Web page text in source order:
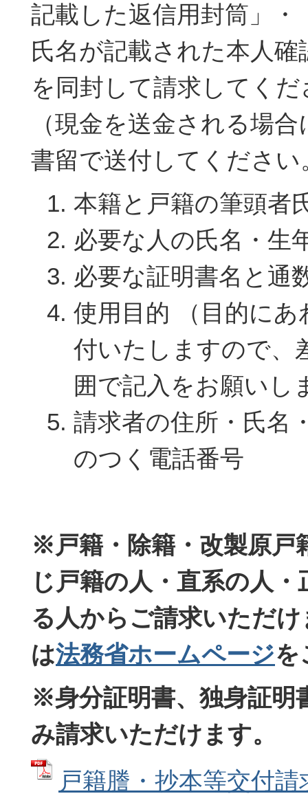
記載した返信用封筒」・
氏名が記載された本人確
を同封して請求してくだ
（現金を送金される場
書留で送付してください
本籍と戸籍の筆頭者
必要な人の氏名・生
必要な証明書名と通
使用目的 （目的に
付いたしますので、
囲で記入をお願いし
請求者の住所・氏名
のつく電話番号
※戸籍・除籍・改製原戸
じ戸籍の人・直系の人
る人からご請求いただ
は法務省ホームページを
※身分証明書、独身証明
み請求いただけます。
戸籍謄・抄本等交付